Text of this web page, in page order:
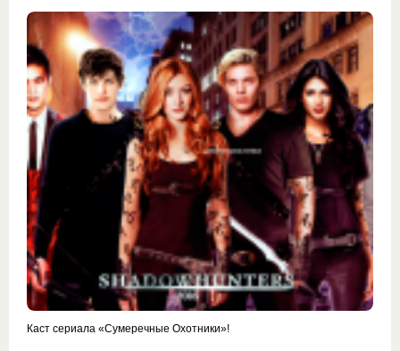
Каст сериала «Сумеречные Охотники»!